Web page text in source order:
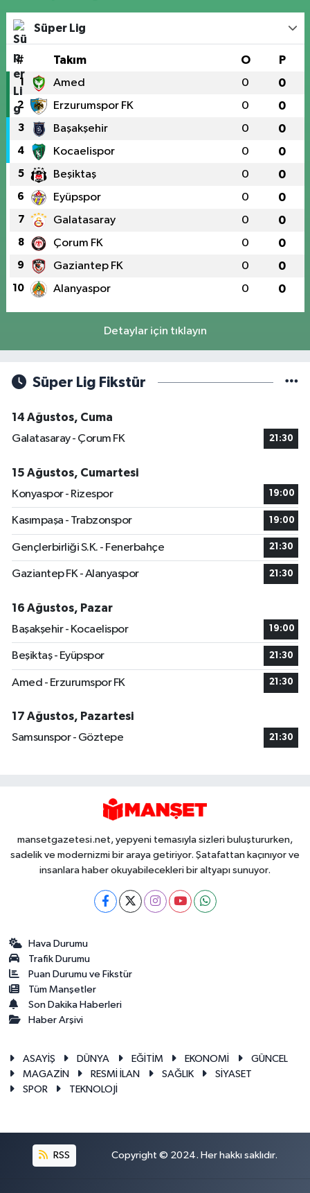
Süper Lig
# Takım O P
1 Amed 0 0
2 Erzurumspor FK 0 0
3 Başakşehir 0 0
4 Kocaelispor 0 0
5 Beşiktaş 0 0
6 Eyüpspor 0 0
7 Galatasaray 0 0
8 Çorum FK 0 0
9 Gaziantep FK 0 0
10 Alanyaspor 0 0
Detaylar için tıklayın
Süper Lig Fikstür
14 Ağustos, Cuma
Galatasaray - Çorum FK
21:30
15 Ağustos, Cumartesi
Konyaspor - Rizespor
19:00
Kasımpaşa - Trabzonspor 19:00
Gençlerbirliği S.K. - Fenerbahçe 21:30
Gaziantep FK - Alanyaspor 21:30
16 Ağustos, Pazar
Başakşehir - Kocaelispor
19:00
Beşiktaş - Eyüpspor 21:30
Amed - Erzurumspor FK 21:30
17 Ağustos, Pazartesi
Samsunspor - Göztepe
21:30
mansetgazetesi.net, yepyeni temasıyla sizleri buluştururken,
sadelik ve modernizmi bir araya getiriyor. Şatafattan kaçınıyor ve
insanlara haber okuyabilecekleri bir altyapı sunuyor.
Hava Durumu
Trafik Durumu
Puan Durumu ve Fikstür
Tüm Manşetler
Son Dakika Haberleri
Haber Arşivi
ASAYİŞ DÜNYA EĞİTİM EKONOMİ
GÜNCEL
MAGAZİN
RESMİ İLAN SAĞLIK
SİYASET
SPOR
TEKNOLOJİ
RSS Copyright © 2024. Her hakkı saklıdır.